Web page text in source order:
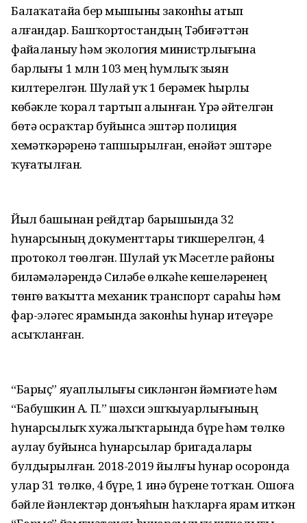
Балаҡатайҙа бер мышыны законһыҙ атып
алғандар. Башҡортостандың Тәбиғәттән
файҙаланыу һәм экология министрлығына
барлығы 1 млн 103 мең һумлыҡ зыян
килтерелгән. Шулай уҡ 1 берәмек һырлы
көбәкле ҡорал тартып алынған. Үрҙә әйтелгән
бөтә осраҡтар буйынса эштәр полиция
хеҙмәткәрҙәренә тапшырылған, енәйәт эштәре
ҡуҙғатылған.
Йыл башынан рейдтар барышында 32
һунарсының документтары тикшерелгән, 4
протокол төҙөлгән. Шулай уҡ Мәсетле районы
биләмәләрендә Силәбе өлкәһе кешеләренең
төнгө ваҡытта механик транспорт сараһы һәм
фар-эҙләгес ярҙамында законһыҙ һунар итеүҙәре
асыҡланған.
“Барыҫ” яуаплылығы сикләнгән йәмғиәте һәм
“Бабушкин А. П.” шәхси эшҡыуарлығының
һунарсылыҡ хужалыҡтарында бүре һәм төлкө
аулау буйынса һунарсылар бригадалары
булдырылған. 2018-2019 йылғы һунар осоронда
улар 31 төлкө, 4 бүре, 1 инә бүрене тотҡан. Ошоға
бәйле йәнлектәр донъяһын һаҡларға ярҙам иткән